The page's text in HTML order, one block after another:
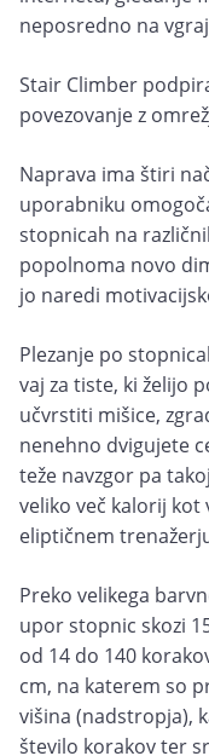
neposredno na
Stair Climber
povezovanje z
Naprava ima štiri
uporabniku
stopnicah na
popolnoma novo
jo naredi
Plezanje po
vaj za tiste, ki želijo
učvrstiti mišice,
nenehno dvigujete
teže navzgor pa
veliko več kalorij kot
eliptičnem
Preko velikega
upor stopnic skozi
od 14 do 140
cm, na katerem so
višina (nadstropja),
število korakov ter